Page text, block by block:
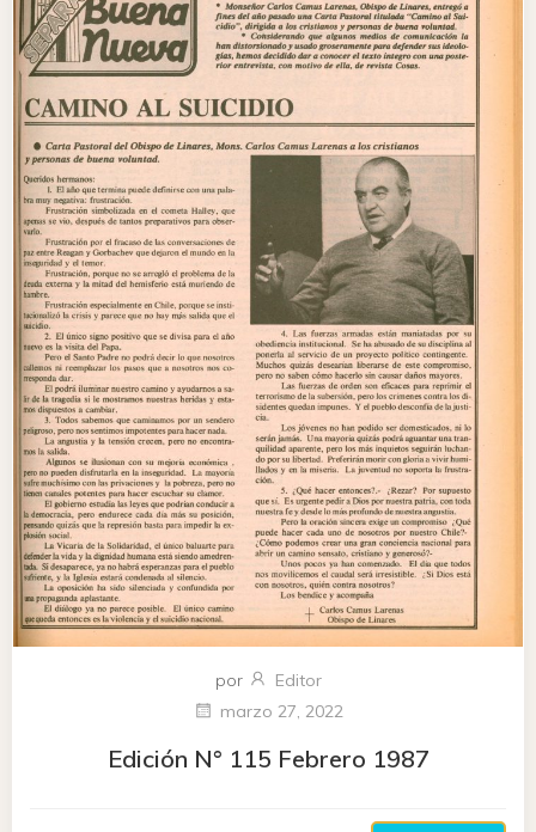
por
Editor
marzo 27, 2022
Edición N° 115 Febrero 1987